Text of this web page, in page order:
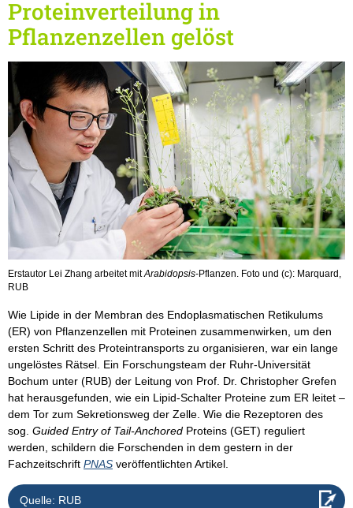
Proteinverteilung in
Pflanzenzellen gelöst
Erstautor Lei Zhang arbeitet mitArabidopsis-Pflanzen. Foto und (c): Marquard,
RUB
Wie Lipide in der Membran des Endoplasmatischen Retikulums
(ER) von Pflanzenzellen mit Proteinen zusammenwirken, um den
ersten Schritt des Proteintransports zu organisieren, war ein lange
ungelöstes Rätsel. Ein Forschungsteam der Ruhr-Universität
Bochum unter (RUB) der Leitung von Prof. Dr. Christopher Grefen
hat herausgefunden, wie ein Lipid-Schalter Proteine zum ER leitet –
dem Tor zum Sekretionsweg der Zelle. Wie die Rezeptoren des
sog. Guided Entry of Tail-Anchored Proteins (GET) reguliert
werden, schildern die Forschenden in dem gestern in der
Fachzeitschrift PNAS veröffentlichten Artikel.
Quelle: RUB